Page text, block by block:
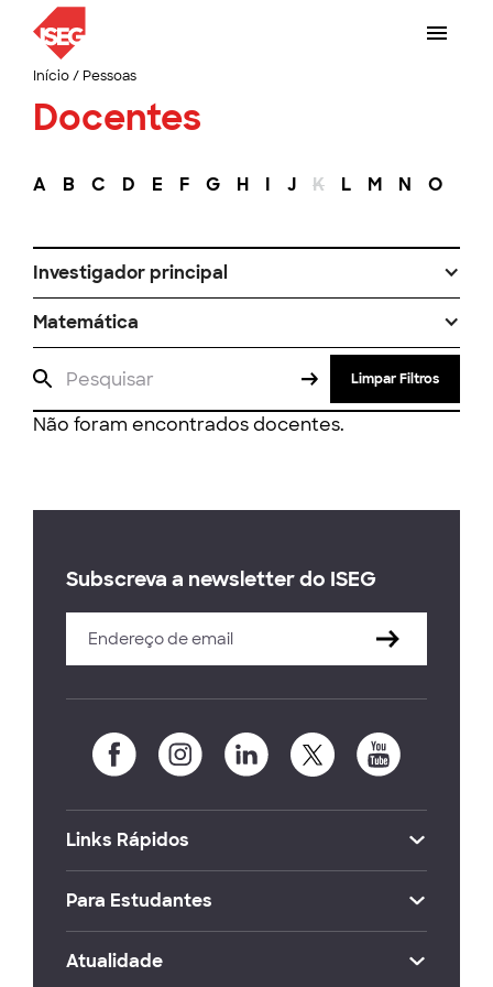
Início/ Pessoas
Docentes
A B C D E F G H I J K L M N O
Investigador principal
Matemática
Limpar Filtros
Não foram encontrados docentes.
Subscreva a newsletter do ISEG
Links Rápidos
Para Estudantes
Atualidade